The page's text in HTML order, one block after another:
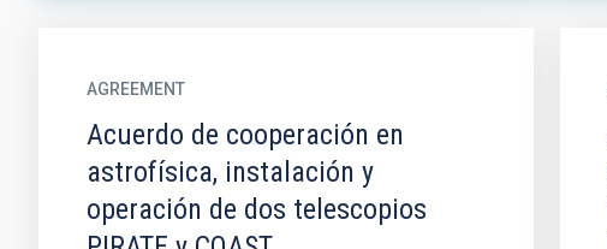
AGREEMENT
Acuerdo de cooperación en
astrofísica, instalación y
operación de dos telescopios